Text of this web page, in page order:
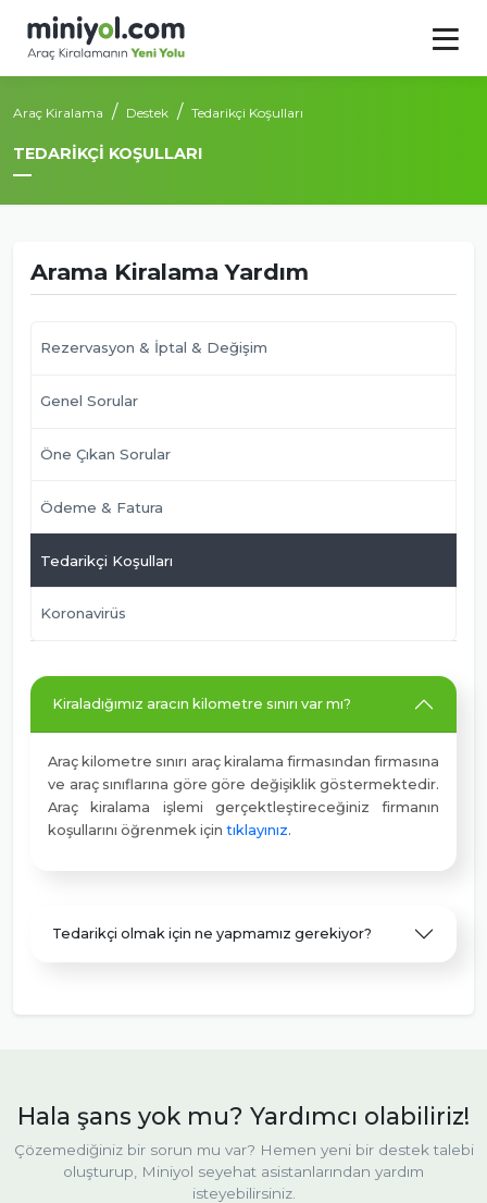
Araç Kiralama Destek Tedarikçi Koşulları
TEDARIKÇI KOŞULLARI
Arama Kiralama Yardım
Rezervasyon & İptal & Değişim
Genel Sorular
Öne Çıkan Sorular
Ödeme & Fatura
Tedarikçi Koşulları
Koronavirüs
Kiraladığımız aracın kilometre sınırı var mı?
Araç kilometre sınırı araç kiralama firmasından firmasına
ve araç sınıflarına göre göre değişiklik göstermektedir.
Araç kiralama işlemi gerçektleştireceğiniz firmanın
koşullarını öğrenmek için tıklayınız.
Tedarikçi olmak için ne yapmamız gerekiyor?
Hala şans yok mu? Yardımcı olabiliriz!
Çözemediğiniz bir sorun mu var? Hemen yeni bir destek talebi
oluşturup, Miniyol seyehat asistanlarından yardım
isteyebilirsiniz.